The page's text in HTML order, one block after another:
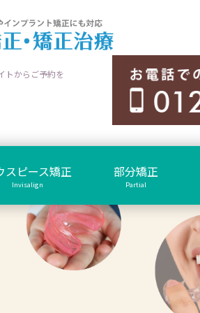
トからご予約を
スピース矯正
Invisalign
部分矯正
Partial